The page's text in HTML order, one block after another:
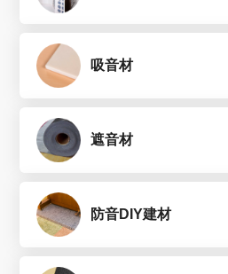
吸音材
遮音材
防音DIY建材